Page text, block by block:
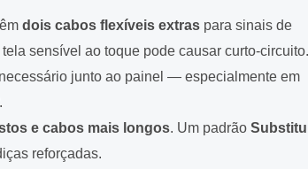
dois cabos flexíveis extras para sinais de
sensível ao toque pode causar curto-circuito.
junto ao painel — especialmente em
e cabos mais longos. Um padrão
reforçadas.